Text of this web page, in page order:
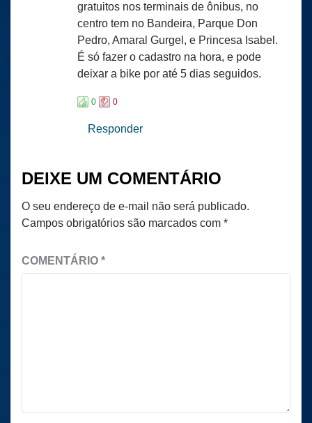
gratuitos nos terminais de ônibus, no
centro tem no Bandeira, Parque Don
Pedro, Amaral Gurgel, e Princesa Isabel.
É só fazer o cadastro na hora, e pode
deixar a bike por até 5 dias seguidos.
0 0
Responder
DEIXE UM COMENTÁRIO
O seu endereço de e-mail não será publicado.
Campos obrigatórios são marcados com *
COMENTÁRIO *